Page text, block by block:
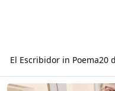
El Escribidorin Poema20
Read more about Con